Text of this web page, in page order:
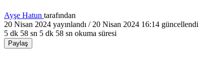
Ayşe Hatun tarafından
20 Nisan 2024 yayınlandı / 20 Nisan 2024 16:14 güncellendi
5 dk 58 sn 5 dk 58 sn okuma süresi
Paylaş